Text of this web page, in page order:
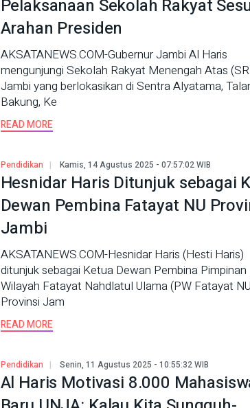
Pelaksanaan Sekolah Rakyat
Arahan Presiden
AKSATANEWS.COM-Gubernur Jambi Al Haris
mengunjungi Sekolah Rakyat Menengah Atas
Jambi yang berlokasikan di Sentra Alyatama,
Bakung, Ke
READ MORE
Pendidikan Kamis, 14 Agustus 2025 - 07:57:02 WIB
Hesnidar Haris Ditunjuk sebagai
Dewan Pembina Fatayat NU
Jambi
AKSATANEWS.COM-Hesnidar Haris (Hesti Haris)
ditunjuk sebagai Ketua Dewan Pembina Pimpinan
Wilayah Fatayat Nahdlatul Ulama (PW Fatayat
Provinsi Jam
READ MORE
Pendidikan Senin, 11 Agustus 2025 - 10:55:32 WIB
Al Haris Motivasi 8.000